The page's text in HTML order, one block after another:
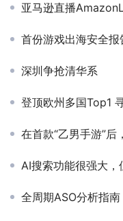
亚马逊直播AmazonLive
首份游戏出海安全报告
深圳争抢清华系
登顶欧州多国Top1 寻隐
在首款“乙男手游”后
AI搜索功能很强大，
全周期ASO分析指